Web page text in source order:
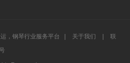
，钢琴行业服务平台 | 关于我们 |
联